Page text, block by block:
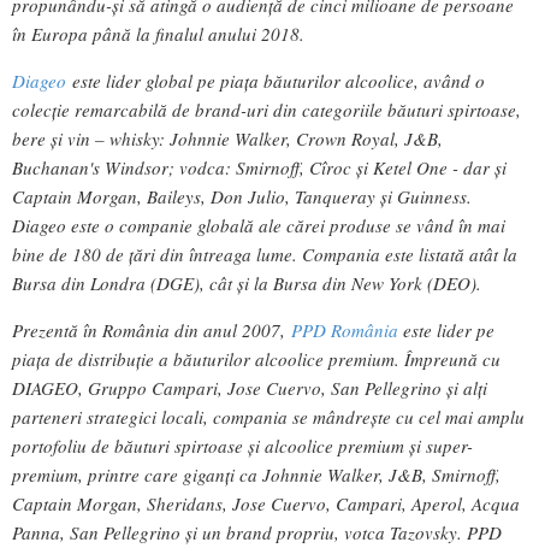
propunându-şi să atingă o audienţă de cinci milioane de persoane
în Europa până la finalul anului 2018.
Diageo este lider global pe piaţa băuturilor alcoolice, având o
colecţie remarcabilă de brand-uri din categoriile băuturi spirtoase,
bere şi vin – whisky: Johnnie Walker, Crown Royal, J&B,
Buchanan's Windsor; vodca: Smirnoff, Cîroc şi Ketel One - dar şi
Captain Morgan, Baileys, Don Julio, Tanqueray şi Guinness.
Diageo este o companie globală ale cărei produse se vând în mai
bine de 180 de ţări din întreaga lume. Compania este listată atât la
Bursa din Londra (DGE), cât şi la Bursa din New York (DEO).
Prezentă în România din anul 2007, PPD România este lider pe
piaţa de distribuţie a băuturilor alcoolice premium. Împreună cu
DIAGEO, Gruppo Campari, Jose Cuervo, San Pellegrino şi alţi
parteneri strategici locali, compania se mândreşte cu cel mai amplu
portofoliu de băuturi spirtoase şi alcoolice premium şi super-
premium, printre care giganţi ca Johnnie Walker, J&B, Smirnoff,
Captain Morgan, Sheridans, Jose Cuervo, Campari, Aperol, Acqua
Panna, San Pellegrino şi un brand propriu, votca Tazovsky. PPD